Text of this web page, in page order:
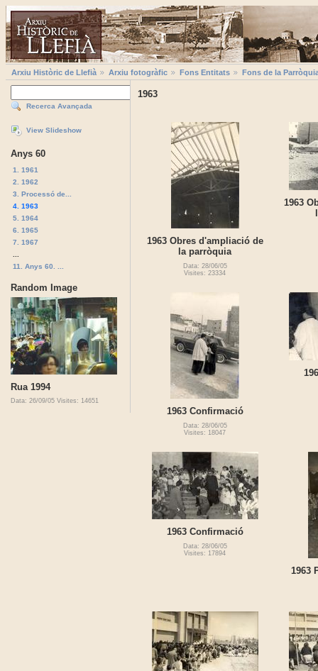
Arxiu Històric de Llefià Arxiu fotogràfic Fons Entitats Fons de la
Recerca Avançada
View Slideshow
Anys 60
1. 1961
2. 1962
3. Processó de...
4. 1963
5. 1964
6. 1965
7. 1967
11. Anys 60. ...
Random Image
Rua 1994
Data: 26/09/05 Visites: 14651
1963
1963 Obres d'ampliació de
la parròquia
Data: 28/06/05
Visites: 23334
1963
1963 Confirmació
Data: 28/06/05
Visites: 18047
1963 Confirmació
Data: 28/06/05
Visites: 17894
1963